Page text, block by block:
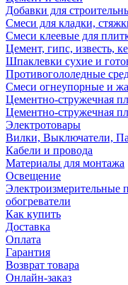
Добавки для
Смеси для кладки,
Смеси клеевые для
Цемент, гипс, известь,
Шпаклевки сухие и
Противогололедные
Смеси огнеупорные и
Цементно-стружечная
Цементно-стружечная
Электротовары
Вилки, Выключатели,
Кабели и провода
Материалы для монтажа
Освещение
Электроизмерительные
обогреватели
Как купить
Доставка
Оплата
Гарантия
Возврат товара
Онлайн-заказ